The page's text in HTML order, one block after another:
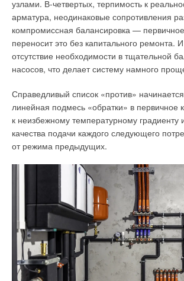
узлами. В-четвертых, терпимость к
арматура, неодинаковые сопротивления
компромиссная балансировка —
переносит это без капитального
отсутствие необходимости в тщательной
насосов, что делает систему намного
Справедливый список «против»
линейная подмесь «обратки» в первичное
к неизбежному температурному градиенту
качества подачи каждого следующего
от режима предыдущих.
10–12 м над поверхностью земли,
десятиминутный период перед
воздуха, средняя продолжительность
дня, степень затенённости неба облаками
светлого дня и продолжительность
[13].
Для определения теплопотребления
учитывать лишь некоторые из возможных
данные о нём могут быть недостоверными
труднодоступными.
признаку даты и времени для
последующего изучения результатов
эксперимента. После заполнения базы
провести тестирование и проверку, чтобы
данные корректно структурированы
и доступны для использования.
формулирования запросов и проверки
осуществляется «холостой запуск»
сети для определения отсутствия проблем.